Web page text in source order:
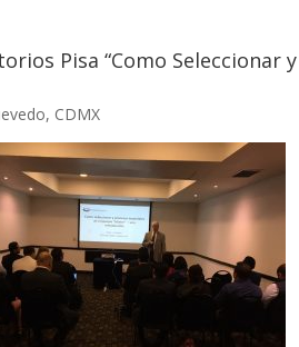
Pisa “Como Seleccionar
CDMX